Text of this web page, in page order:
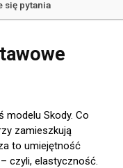
się pytania
modelu Skody. Co
zamieszkują
to umiejętność
czyli, elastyczność.